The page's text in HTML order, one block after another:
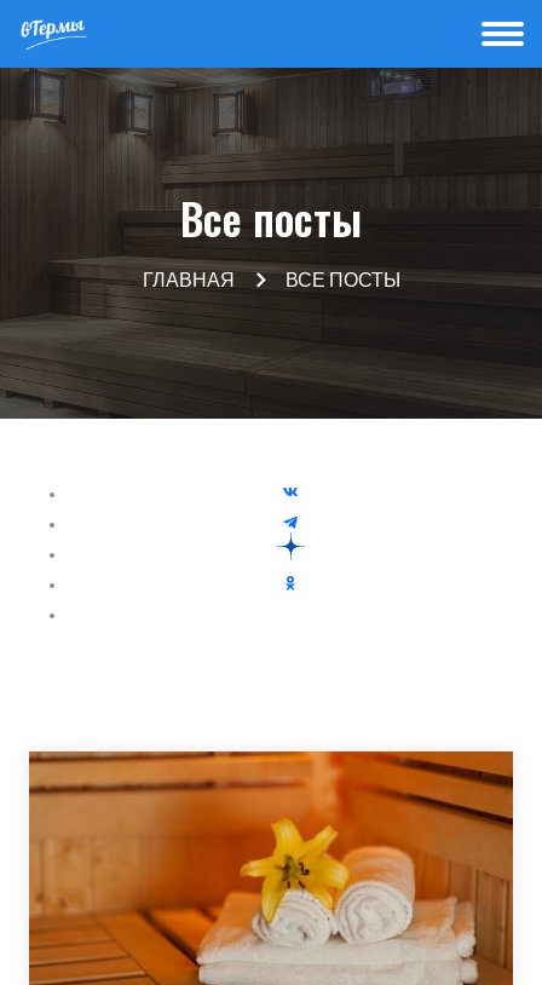
Все посты
ГЛАВНАЯ ВСЕ ПОСТЫ